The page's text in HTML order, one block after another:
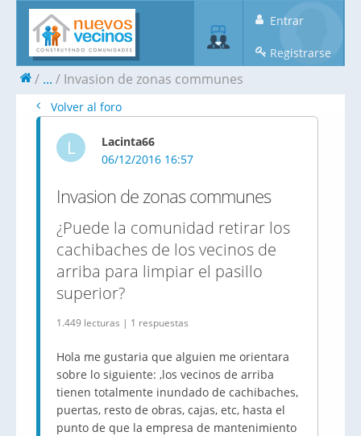
Entrar
Registrarse
... Invasion de zonas communes
Volver al foro
L
Lacinta66
06/12/2016 16:57
Invasion de zonas communes
¿Puede la comunidad retirar los
cachibaches de los vecinos de
arriba para limpiar el pasillo
superior?
1.449 lecturas | 1 respuestas
Hola me gustaria que alguien me orientara
sobre lo siguiente: ,los vecinos de arriba
tienen totalmente inundado de cachibaches,
puertas, resto de obras, cajas, etc, hasta el
punto de que la empresa de mantenimiento